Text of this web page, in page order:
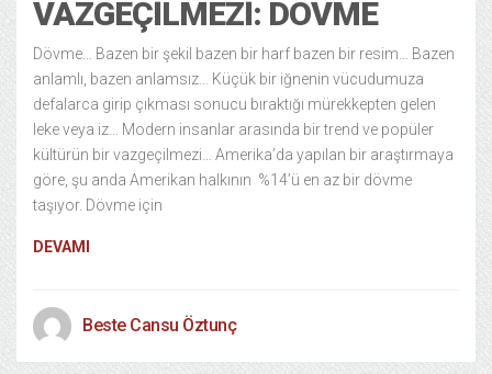
VAZGEÇILMEZI: DÖVME
Dövme… Bazen bir şekil bazen bir harf bazen bir resim… Bazen
anlamlı, bazen anlamsız… Küçük bir iğnenin vücudumuza
defalarca girip çıkması sonucu bıraktığı mürekkepten gelen
leke veya iz… Modern insanlar arasında bir trend ve popüler
kültürün bir vazgeçilmezi… Amerika’da yapılan bir araştırmaya
göre, şu anda Amerikan halkının %14’ü en az bir dövme
taşıyor. Dövme için
DEVAMI
Beste Cansu Öztunç